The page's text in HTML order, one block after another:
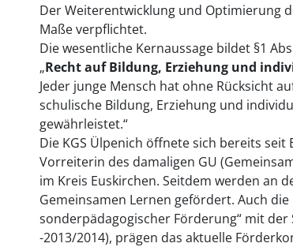
Der Weiterentwicklung und Optimierung
Maße verpflichtet.
Die wesentliche Kernaussage bildet §1
„Recht auf Bildung, Erziehung und
Jeder junge Mensch hat ohne Rücksicht
schulische Bildung, Erziehung und
gewährleistet.“
Die KGS Ülpenich öffnete sich bereits seit
Vorreiterin des damaligen GU
im Kreis Euskirchen. Seitdem werden an
Gemeinsamen Lernen gefördert. Auch
sonderpädagogischer Förderung“ mit der
-2013/2014), prägen das aktuelle